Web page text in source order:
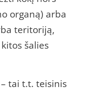
organą) arba
teritoriją,
šalies
tai t.t. teisinis